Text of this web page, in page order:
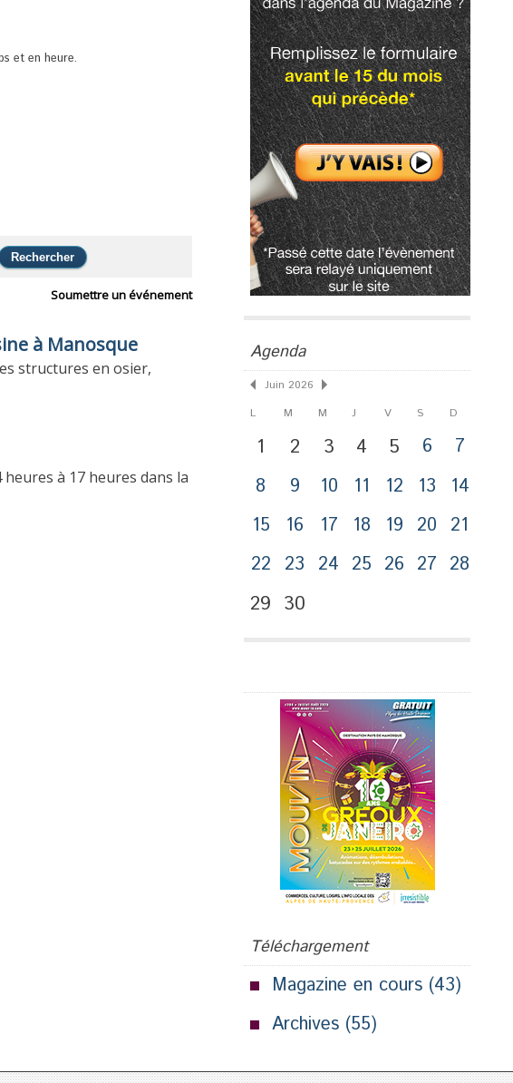
et en heure.
Soumettre un événement
à Manosque
structures en osier,
à 17 heures dans la
Agenda
Juin 2026
L
M M J V S D
1 2 3 4 5 6
7
8
9 10 11 12 13
14
15
16 17 18 19 20 21
22 23 24 25 26 27 28
29 30
Téléchargement
Magazine en cours (43)
Archives (55)